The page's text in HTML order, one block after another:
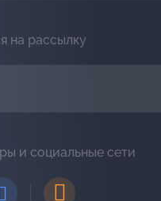
на рассылку
и социальные сети